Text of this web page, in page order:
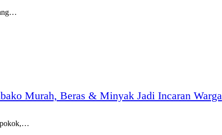
Murah, Beras & Minyak Jadi Incaran Warga
pokok,…